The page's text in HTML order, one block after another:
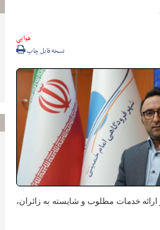
هوایی
نسخه قابل چاپ
خدمات مطلوب و شایسته به زائران،